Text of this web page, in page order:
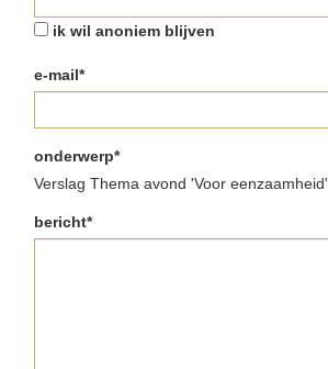
ik wil anoniem blijven
e-mail*
onderwerp*
Verslag Thema avond 'Voor eenzaamheid'
bericht*